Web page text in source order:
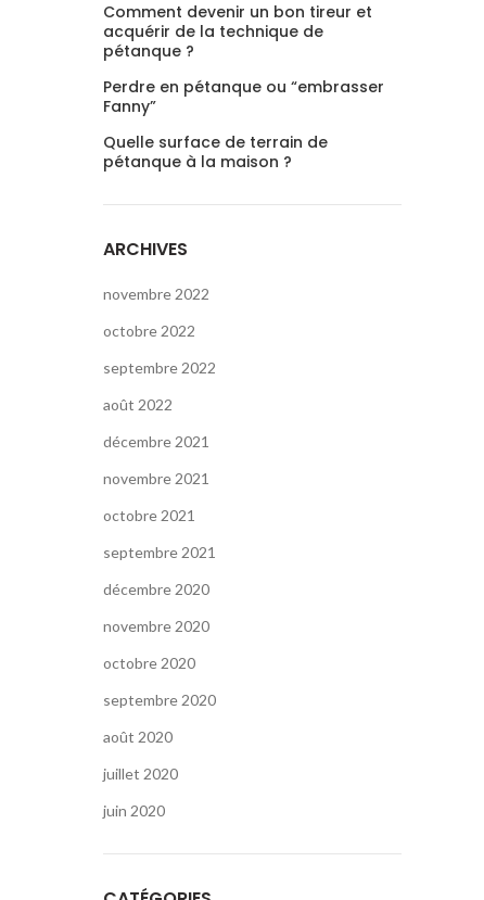
Comment devenir un bon tireur et
acquérir de la technique de
pétanque ?
Perdre en pétanque ou “embrasser
Fanny”
Quelle surface de terrain de
pétanque à la maison ?
ARCHIVES
novembre 2022
octobre 2022
septembre 2022
août 2022
décembre 2021
novembre 2021
octobre 2021
septembre 2021
décembre 2020
novembre 2020
octobre 2020
septembre 2020
août 2020
juillet 2020
juin 2020